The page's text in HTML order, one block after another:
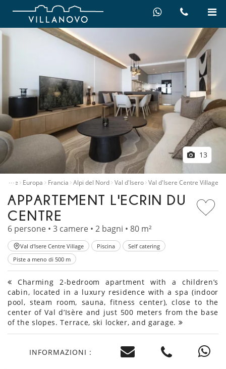
13
…
ville Europa Francia Alpi del Nord Val d'Isero Val d'Isere Centre Village
APPARTEMENT L'ECRIN DU
CENTRE
6 persone • 3 camere • 2 bagni • 80 m²
Val d'Isere Centre Village Piscina
Self catering
Piste a meno di 500 m
Charming 2-bedroom apartment with a children’s
cabin, located in a luxury residence with a spa (indoor
pool, steam room, sauna, fitness center), close to the
center of Val d’Isère and just 500 meters from the base
of the slopes. Terrace, ski locker, and garage.
INFORMAZIONI :